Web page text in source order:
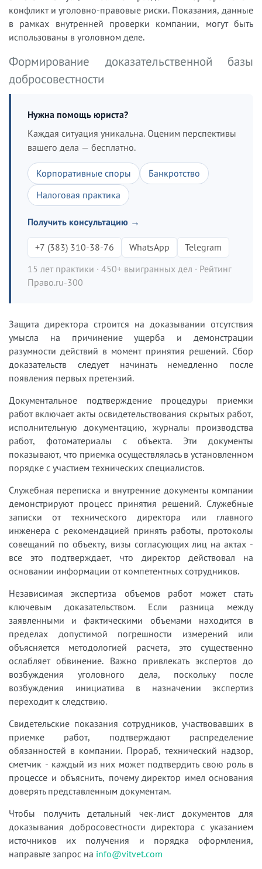
конфликт и уголовно-правовые риски. Показания, данные
в рамках внутренней проверки компании, могут быть
использованы в уголовном деле.
Формирование доказательственной базы
добросовестности
Нужна помощь юриста?
Каждая ситуация уникальна. Оценим перспективы
вашего дела — бесплатно.
Корпоративные споры
Банкротство
Налоговая практика
Получить консультацию →
+7 (383) 310-38-76 WhatsApp
Telegram
15 лет практики · 450+ выигранных дел · Рейтинг
Право.ru-300
Защита директора строится на доказывании отсутствия
умысла на причинение ущерба и демонстрации
разумности действий в момент принятия решений. Сбор
доказательств следует начинать немедленно после
появления первых претензий.
Документальное подтверждение процедуры приемки
работ включает акты освидетельствования скрытых работ,
исполнительную документацию, журналы производства
работ, фотоматериалы с объекта. Эти документы
показывают, что приемка осуществлялась в установленном
порядке с участием технических специалистов.
Служебная переписка и внутренние документы компании
демонстрируют процесс принятия решений. Служебные
записки от технического директора или главного
инженера с рекомендацией принять работы, протоколы
совещаний по объекту, визы согласующих лиц на актах -
все это подтверждает, что директор действовал на
основании информации от компетентных сотрудников.
Независимая экспертиза объемов работ может стать
ключевым доказательством. Если разница между
заявленными и фактическими объемами находится в
пределах допустимой погрешности измерений или
объясняется методологией расчета, это существенно
ослабляет обвинение. Важно привлекать экспертов до
возбуждения уголовного дела, поскольку после
возбуждения инициатива в назначении экспертиз
переходит к следствию.
Свидетельские показания сотрудников, участвовавших в
приемке работ, подтверждают распределение
обязанностей в компании. Прораб, технический надзор,
сметчик - каждый из них может подтвердить свою роль в
процессе и объяснить, почему директор имел основания
доверять представленным документам.
Чтобы получить детальный чек-лист документов для
доказывания добросовестности директора с указанием
источников их получения и порядка оформления,
направьте запрос на info@vitvet.com